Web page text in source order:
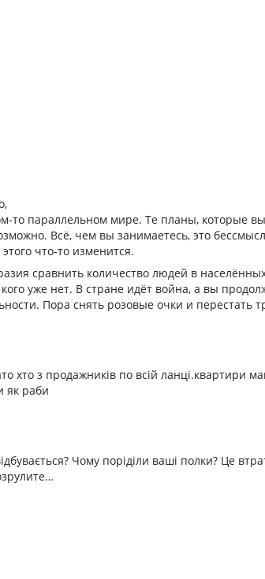
то параллельном мире. Те планы, которые
Всё, чем вы занимаетесь, это
этого что-то изменится.
сравнить количество людей в населённых
уже нет. В стране идёт война, а вы
Пора снять розовые очки и перестать
хто з продажників по всій ланці.квартири
як раби
Чому поріділи ваші полки? Це